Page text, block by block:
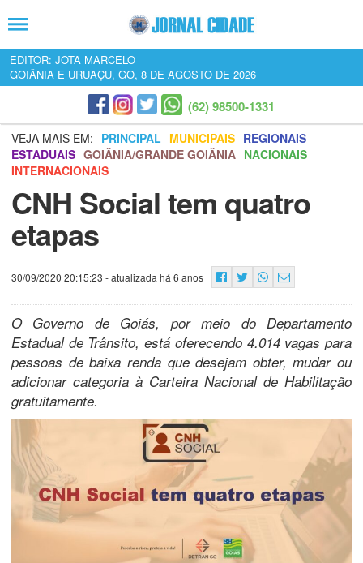
EDITOR: JOTA MARCELO
GOIÂNIA E URUAÇU, GO, 8 DE AGOSTO DE 2026
(62) 98500-1331
VEJA MAIS EM: PRINCIPAL MUNICIPAIS REGIONAIS
ESTADUAIS GOIÂNIA/GRANDE GOIÂNIA NACIONAIS
INTERNACIONAIS
CNH Social tem quatro
etapas
30/09/2020 20:15:23 - atualizada há 6 anos
O Governo de Goiás, por meio do Departamento
Estadual de Trânsito, está oferecendo 4.014 vagas para
pessoas de baixa renda que desejam obter, mudar ou
adicionar categoria à Carteira Nacional de Habilitação
gratuitamente.